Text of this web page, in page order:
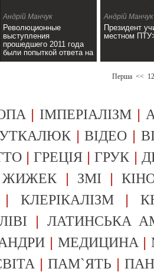
Андрій Манчук
Революционные
выступления
прошедшего 2011 года
были попыткой ответа на
этот вопрос>>
Андрій Манчук
Президент
местном
Перша << 12
| ІМПЕРІАЛІЗМ |
|ВІДЕО |
|ГРЕЦІЯ |ГРУК |
ЖИЖЕК | ЗМІ |
| КЛЕРІКАЛІЗМ|
| ЛАТИНСЬКА
| МЕДИЦИНА |
|ПАМ`ЯТЬ |